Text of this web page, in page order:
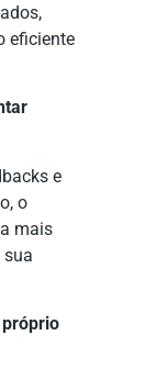
eficiente
e
o
mais